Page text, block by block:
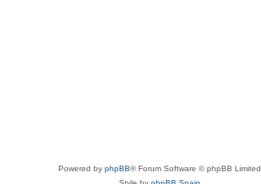
Powered by phpBB® Forum Software © phpBB Limited